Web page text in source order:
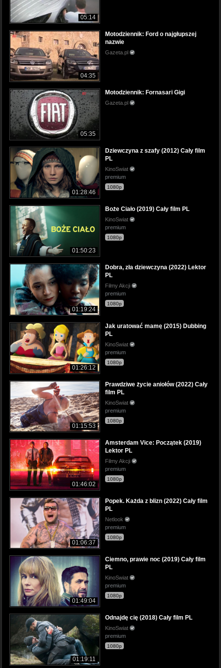
05:14
04:35
Motodziennik: Ford o najgłupszej
nazwie
Gazeta.pl
05:35
Motodziennik: Fornasari Gigi
Gazeta.pl
01:28:46
Dziewczyna z szafy (2012) Cały film
PL
KinoSwiat
premium
1080p
01:50:23
Boże Ciało (2019) Cały film PL
KinoSwiat
premium
1080p
01:19:24
Dobra, zła dziewczyna (2022) Lektor
PL
Filmy Akcji
premium
1080p
01:26:12
Jak uratować mamę (2015) Dubbing
PL
KinoSwiat
premium
1080p
01:15:53
Prawdziwe życie aniołów (2022) Cały
film PL
KinoSwiat
premium
1080p
01:46:02
Amsterdam Vice: Początek (2019)
Lektor PL
Filmy Akcji
premium
1080p
01:06:37
Popek. Każda z blizn (2022) Cały film
PL
Netlook
premium
1080p
01:49:04
Ciemno, prawie noc (2019) Cały film
PL
KinoSwiat
premium
1080p
01:19:11
Odnajdę cię (2018) Cały film PL
KinoSwiat
premium
1080p